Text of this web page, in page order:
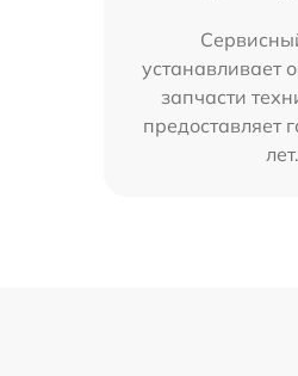
устанавливает
запчасти
предоставляет
лет.